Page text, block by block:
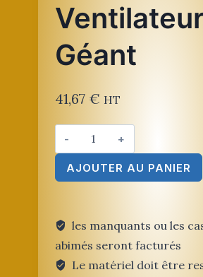
Ventilateur
Géant
41,67 € HT
quantité
de
Ventilateur
Géant
AJOUTER AU PANIER
les manquants ou les
abimés seront facturés
Le matériel doit être